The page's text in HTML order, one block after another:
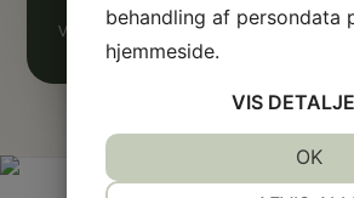
Vi sender med omtanke — og kun det, der
behandling af persondata
hjemmeside.
VIS
OK